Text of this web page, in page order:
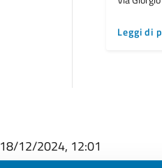
Leggi di
18/12/2024, 12:01